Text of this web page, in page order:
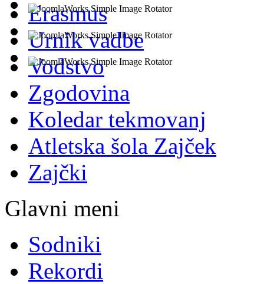
Erasmus
Urnik vadbe
Vodstvo
Zgodovina
Koledar tekmovanj
Atletska šola Zajček
Zajčki
Glavni meni
Sodniki
Rekordi